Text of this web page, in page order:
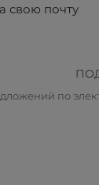
свою почту
по